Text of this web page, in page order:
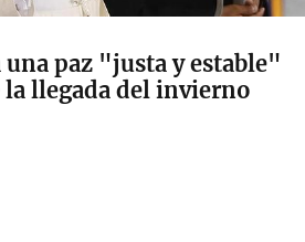
una paz "justa y estable"
la llegada del invierno